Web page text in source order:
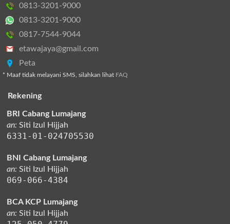
0813-3201-9000
0813-3201-9000
0817-7544-9044
etawajaya@gmail.com
Peta
* Maaf tidak melayani SMS, silahkan lihat FAQ
Rekening
BRI Cabang Lumajang
an: Siti Izul Hijjah
6331-01-024705530
BNI Cabang Lumajang
an: Siti Izul Hijjah
069-066-4384
BCA KCP Lumajang
an: Siti Izul Hijjah